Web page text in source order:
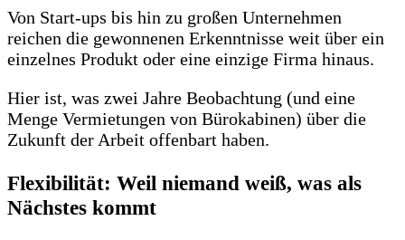
Von Start-ups bis hin zu großen Unternehmen
reichen die gewonnenen Erkenntnisse weit über ein
einzelnes Produkt oder eine einzige Firma hinaus.
Hier ist, was zwei Jahre Beobachtung (und eine
Menge Vermietungen von Bürokabinen) über die
Zukunft der Arbeit offenbart haben.
Flexibilität: Weil niemand weiß, was als
Nächstes kommt